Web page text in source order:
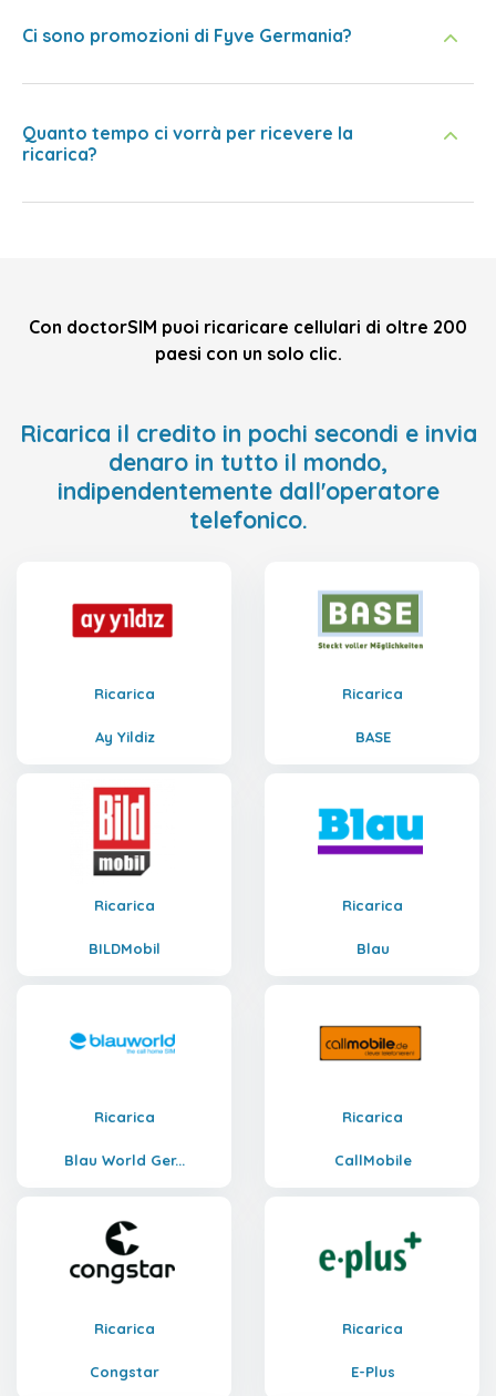
Ci sono promozioni di Fyve Germania?
Quanto tempo ci vorrà per ricevere la
ricarica?
Con doctorSIM puoi ricaricare cellulari di oltre 200
paesi con un solo clic.
Ricarica il credito in pochi secondi e invia
denaro in tutto il mondo,
indipendentemente dall'operatore
telefonico.
Ricarica
Ay Yildiz
Ricarica
BASE
Ricarica
BILDMobil
Ricarica
Blau
Ricarica
Blau World Ger...
Ricarica
CallMobile
Ricarica
Congstar
Ricarica
E-Plus